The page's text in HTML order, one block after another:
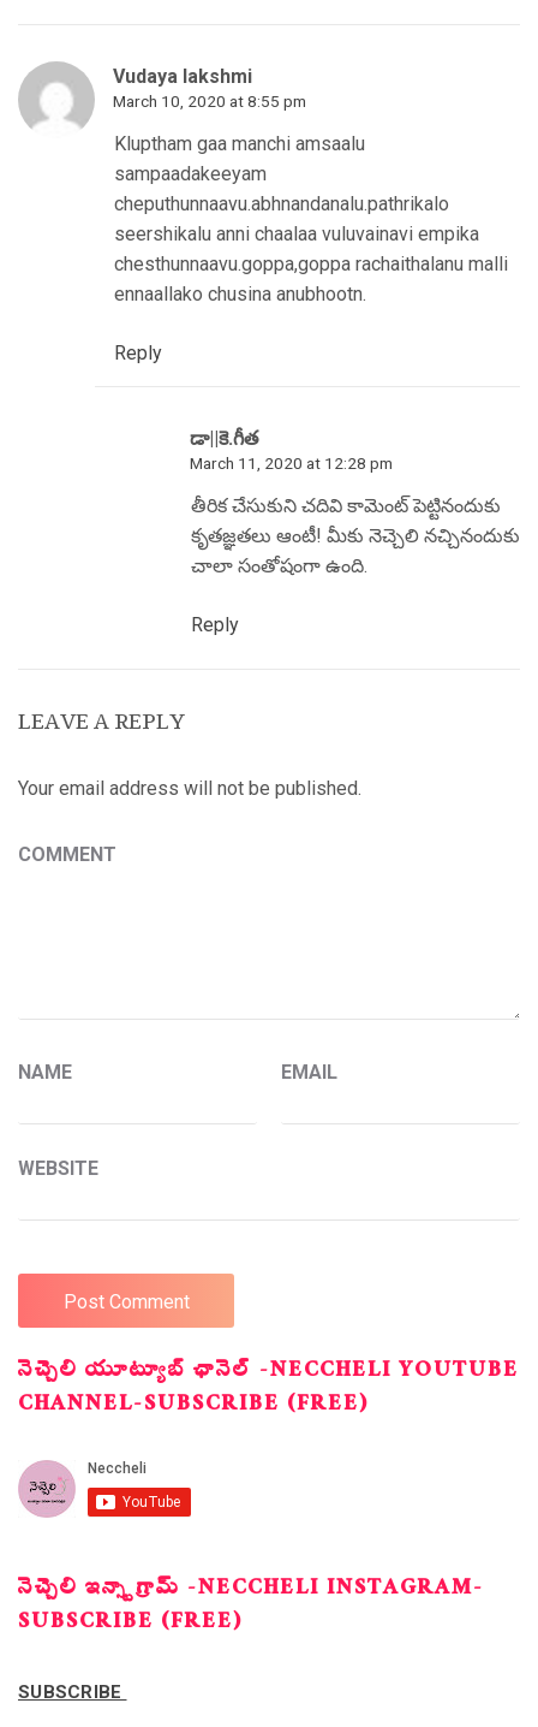
Vudaya lakshmi
March 10, 2020 at 8:55 pm
Kluptham gaa manchi amsaalu
sampaadakeeyam
cheputhunnaavu.abhnandanalu.pathrikalo
seershikalu anni chaalaa vuluvainavi empika
chesthunnaavu.goppa,goppa rachaithalanu malli
ennaallako chusina anubhootn.
Reply
డా||కె.గీత
March 11, 2020 at 12:28 pm
తీరిక చేసుకుని చదివి కామెంట్ పెట్టినందుకు
కృతజ్ఞతలు ఆంటీ! మీకు నెచ్చెలి నచ్చినందుకు
చాలా సంతోషంగా ఉంది.
Reply
LEAVE A REPLY
Your email address will not be published.
COMMENT
NAME EMAIL
WEBSITE
నెచ్చెలి యూట్యూబ్ ఛానెల్ -NECCHELI YOUTUBE
CHANNEL-SUBSCRIBE (FREE)
నెచ్చెలి ఇన్స్టాగ్రామ్ -NECCHELI INSTAGRAM-
SUBSCRIBE (FREE)
SUBSCRIBE